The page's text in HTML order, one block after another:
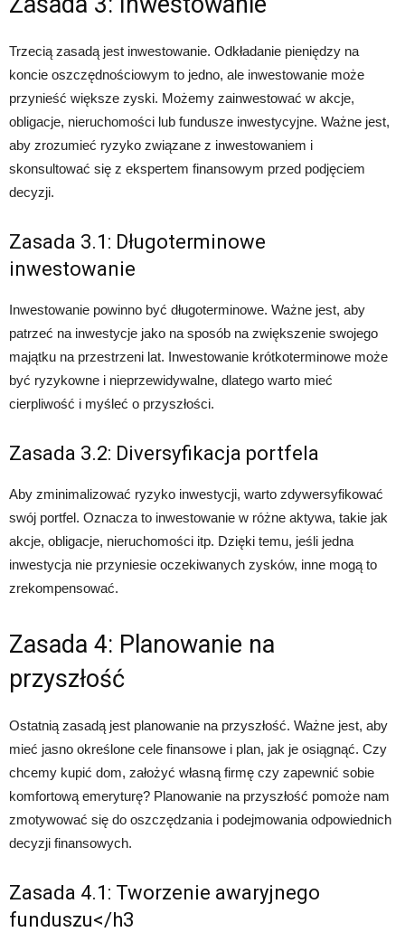
Trzecią zasadą jest inwestowanie. Odkładanie pieniędzy na
koncie oszczędnościowym to jedno, ale inwestowanie może
przynieść większe zyski. Możemy zainwestować w akcje,
obligacje, nieruchomości lub fundusze inwestycyjne. Ważne jest,
aby zrozumieć ryzyko związane z inwestowaniem i
skonsultować się z ekspertem finansowym przed podjęciem
decyzji.
Zasada 3.1: Długoterminowe
inwestowanie
Inwestowanie powinno być długoterminowe. Ważne jest, aby
patrzeć na inwestycje jako na sposób na zwiększenie swojego
majątku na przestrzeni lat. Inwestowanie krótkoterminowe może
być ryzykowne i nieprzewidywalne, dlatego warto mieć
cierpliwość i myśleć o przyszłości.
Zasada 3.2: Diversyfikacja portfela
Aby zminimalizować ryzyko inwestycji, warto zdywersyfikować
swój portfel. Oznacza to inwestowanie w różne aktywa, takie jak
akcje, obligacje, nieruchomości itp. Dzięki temu, jeśli jedna
inwestycja nie przyniesie oczekiwanych zysków, inne mogą to
zrekompensować.
Zasada 4: Planowanie na
przyszłość
Ostatnią zasadą jest planowanie na przyszłość. Ważne jest, aby
mieć jasno określone cele finansowe i plan, jak je osiągnąć. Czy
chcemy kupić dom, założyć własną firmę czy zapewnić sobie
komfortową emeryturę? Planowanie na przyszłość pomoże nam
zmotywować się do oszczędzania i podejmowania odpowiednich
decyzji finansowych.
Zasada 4.1: Tworzenie awaryjnego
funduszu</h3